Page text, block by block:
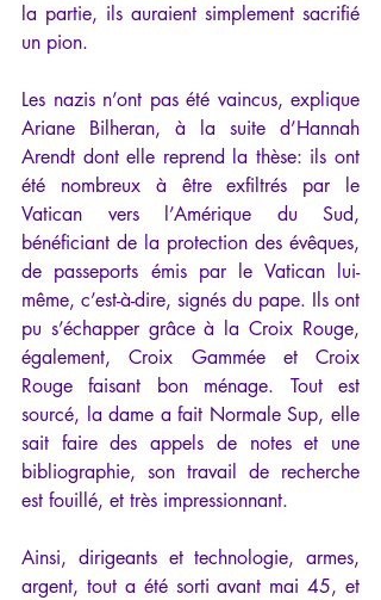
la partie, ils auraient simplement sacrifié
un pion.
Les nazis n’ont pas été vaincus, explique
Ariane Bilheran, à la suite d’Hannah
Arendt dont elle reprend la thèse: ils ont
été nombreux à être exfiltrés par le
Vatican vers l’Amérique du Sud,
bénéficiant de la protection des évêques,
de passeports émis par le Vatican lui-
même, c’est-à-dire, signés du pape. Ils ont
pu s’échapper grâce à la Croix Rouge,
également, Croix Gammée et Croix
Rouge faisant bon ménage. Tout est
sourcé, la dame a fait Normale Sup, elle
sait faire des appels de notes et une
bibliographie, son travail de recherche
est fouillé, et très impressionnant.
Ainsi, dirigeants et technologie, armes,
argent, tout a été sorti avant mai 45, et